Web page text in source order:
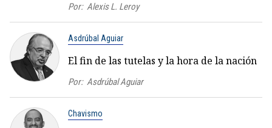
Por: Alexis L. Leroy
Asdrúbal Aguiar
El fin de las tutelas y la hora de la nación
Por: Asdrúbal Aguiar
Chavismo